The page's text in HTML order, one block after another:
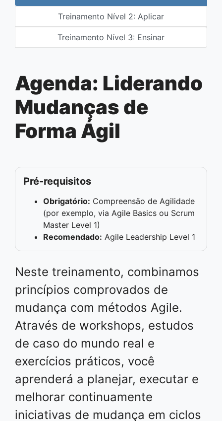
Treinamento Nível 2: Aplicar
Treinamento Nível 3: Ensinar
Agenda: Liderando
Mudanças de
Forma Ágil
Pré-requisitos
Obrigatório: Compreensão de Agilidade
(por exemplo, via Agile Basics ou Scrum
Master Level 1)
Recomendado: Agile Leadership Level 1
Neste treinamento, combinamos
princípios comprovados de
mudança com métodos Agile.
Através de workshops, estudos
de caso do mundo real e
exercícios práticos, você
aprenderá a planejar, executar e
melhorar continuamente
iniciativas de mudança em ciclos